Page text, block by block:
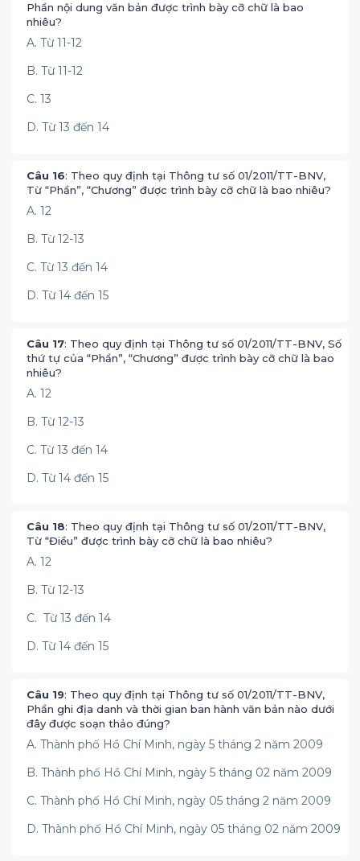
Phần nội dung văn bản được trình bày cỡ chữ là bao
nhiêu?
A. Từ 11-12
B. Từ 11-12
C. 13
D. Từ 13 đến 14
Câu 16: Theo quy định tại Thông tư số 01/2011/TT-BNV,
Từ “Phần”, “Chương” được trình bày cỡ chữ là bao nhiêu?
A. 12
B. Từ 12-13
C. Từ 13 đến 14
D. Từ 14 đến 15
Câu 17: Theo quy định tại Thông tư số 01/2011/TT-BNV, Số
thứ tự của “Phần”, “Chương” được trình bày cỡ chữ là bao
nhiêu?
A. 12
B. Từ 12-13
C. Từ 13 đến 14
D. Từ 14 đến 15
Câu 18: Theo quy định tại Thông tư số 01/2011/TT-BNV,
Từ “Điều” được trình bày cỡ chữ là bao nhiêu?
A. 12
B. Từ 12-13
C. Từ 13 đến 14
D. Từ 14 đến 15
Câu 19: Theo quy định tại Thông tư số 01/2011/TT-BNV,
Phần ghi địa danh và thời gian ban hành văn bản nào dưới
đây được soạn thảo đúng?
A. Thành phố Hồ Chí Minh, ngày 5 tháng 2 năm 2009
B. Thành phố Hồ Chí Minh, ngày 5 tháng 02 năm 2009
C. Thành phố Hồ Chí Minh, ngày 05 tháng 2 năm 2009
D. Thành phố Hồ Chí Minh, ngày 05 tháng 02 năm 2009